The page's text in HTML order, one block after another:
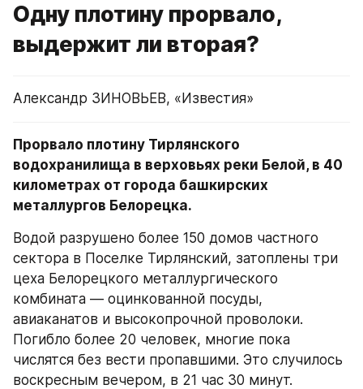
Одну плотину прорвало,
выдержит ли вторая?
Александр ЗИНОВЬЕВ, «Известия»
Прорвало плотину Тирлянского
водохранилища в верховьях реки Белой, в 40
километрах от города башкирских
металлургов Белорецка.
Водой разрушено более 150 домов частного
сектора в Поселке Тирлянский, затоплены три
цеха Белорецкого металлургического
комбината — оцинкованной посуды,
авиаканатов и высокопрочной проволоки.
Погибло более 20 человек, многие пока
числятся без вести пропавшими. Это случилось
воскресным вечером, в 21 час 30 минут.